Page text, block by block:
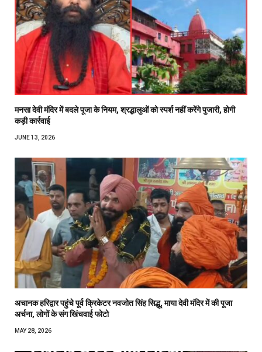
मनसा देवी मंदिर में बदले पूजा के नियम, श्रद्धालुओं को स्पर्श नहीं करेंगे पुजारी, होगी
कड़ी कार्रवाई
JUNE 13, 2026
अचानक हरिद्वार पहुंचे पूर्व क्रिकेटर नवजोत सिंह सिद्धू, माया देवी मंदिर में की पूजा
अर्चना, लोगों के संग खिंचवाई फोटो
MAY 28, 2026